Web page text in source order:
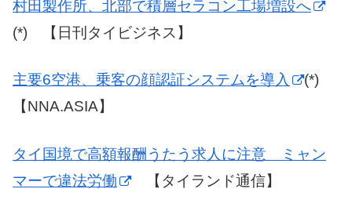
村田製作所、北部で積層セラコン工場増設へ
(*) 【日刊タイビジネス】
主要6空港、乗客の顔認証システムを導入
(*)
【NNA.ASIA】
タイ国境で高額報酬うたう求人に注意 ミャン
マーで違法労働
【タイランド通信】